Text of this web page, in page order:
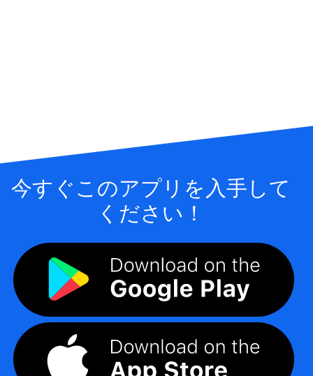
今すぐこのアプリを入手して
ください！